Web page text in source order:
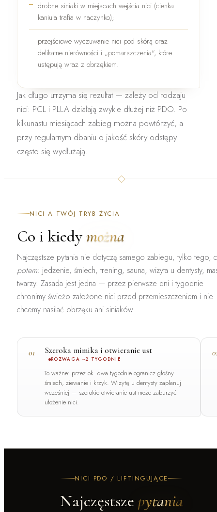
drobne siniaki w miejscach wejścia nici (cienka
kaniula trafia w naczynko);
przejściowe wyczuwanie nici pod skórą oraz
delikatne nierówności i „pomarszczenia", które
ustępują wraz z obrzękiem.
Jak długo utrzyma się rezultat — zależy od rodzaju
nici: PCL i PLLA działają zwykle dłużej niż PDO. Po
kilkunastu miesiącach zabieg można powtórzyć, a
przy regularnym dbaniu o jakość skóry odstępy
często się wydłużają.
NICI A TWÓJ TRYB ŻYCIA
Co i kiedymożna
Najczęstsze pytania nie dotyczą samego zabiegu, tylko tego,
potem: jedzenie, śmiech, trening, sauna, wizyta u dentysty,
twarzy. Zasada jest jedna — przez pierwsze dni i tygodnie
chronimy świeżo założone nici przed przemieszczeniem i nie
chcemy nasilać obrzęku ani siniaków.
01 Szeroka mimika i otwieranie ust
ROZWAGA ~2 TYGODNIE
To ważne: przez ok. dwa tygodnie ogranicz głośny
śmiech, ziewanie i krzyk. Wizytę u dentysty zaplanuj
wcześniej — szerokie otwieranie ust może zaburzyć
ułożenie nici.
NICI PDO / LIFTINGUJĄCE
Najczęstsze pytania